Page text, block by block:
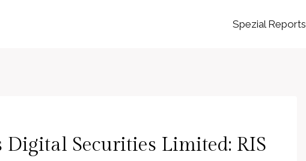
Spezial Reports
Digital Securities Limited: RIS